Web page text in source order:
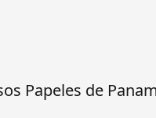
Papeles de